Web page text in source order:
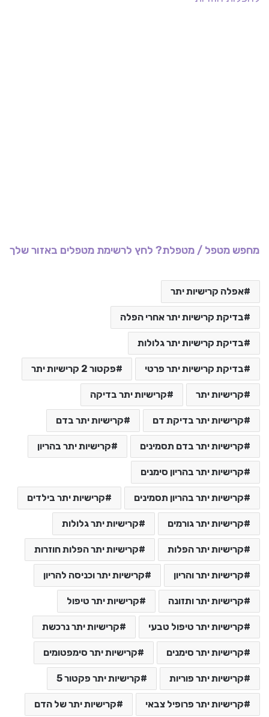
מחפש מטפל / מטפלת? לחץ לרשימת מטפלים באזור שלך
אפלה קרישיות יתר
בדיקת קרישיות יתר אחרי הפלה
בדיקת קרישיות יתר גלולות
בדיקת קרישיות יתר פרטי פקטור 2 קרישיות יתר
קרישיות יתר קרישיות יתר בדיקה
קרישיות יתר בדיקת דם קרישיות יתר בדם
קרישיות יתר בדם תסמינים קרישיות יתר בהריון
קרישיות יתר בהריון סימנים
קרישיות יתר בהריון תסמינים קרישיות יתר בילדים
קרישיות יתר גורמים קרישיות יתר גלולות
קרישיות יתר הפלות קרישיות יתר הפלות חוזרות
קרישיות יתר והריון קרישיות יתר וכניסה להריון
קרישיות יתר ותזונה קרישיות יתר טיפול
קרישיות יתר טיפול טבעי קרישיות יתר נרכשת
קרישיות יתר סימנים קרישיות יתר סימפטומים
קרישיות יתר פוריות קרישיות יתר פקטור 5
קרישיות יתר פרופיל צבאי קרישיות יתר של הדם